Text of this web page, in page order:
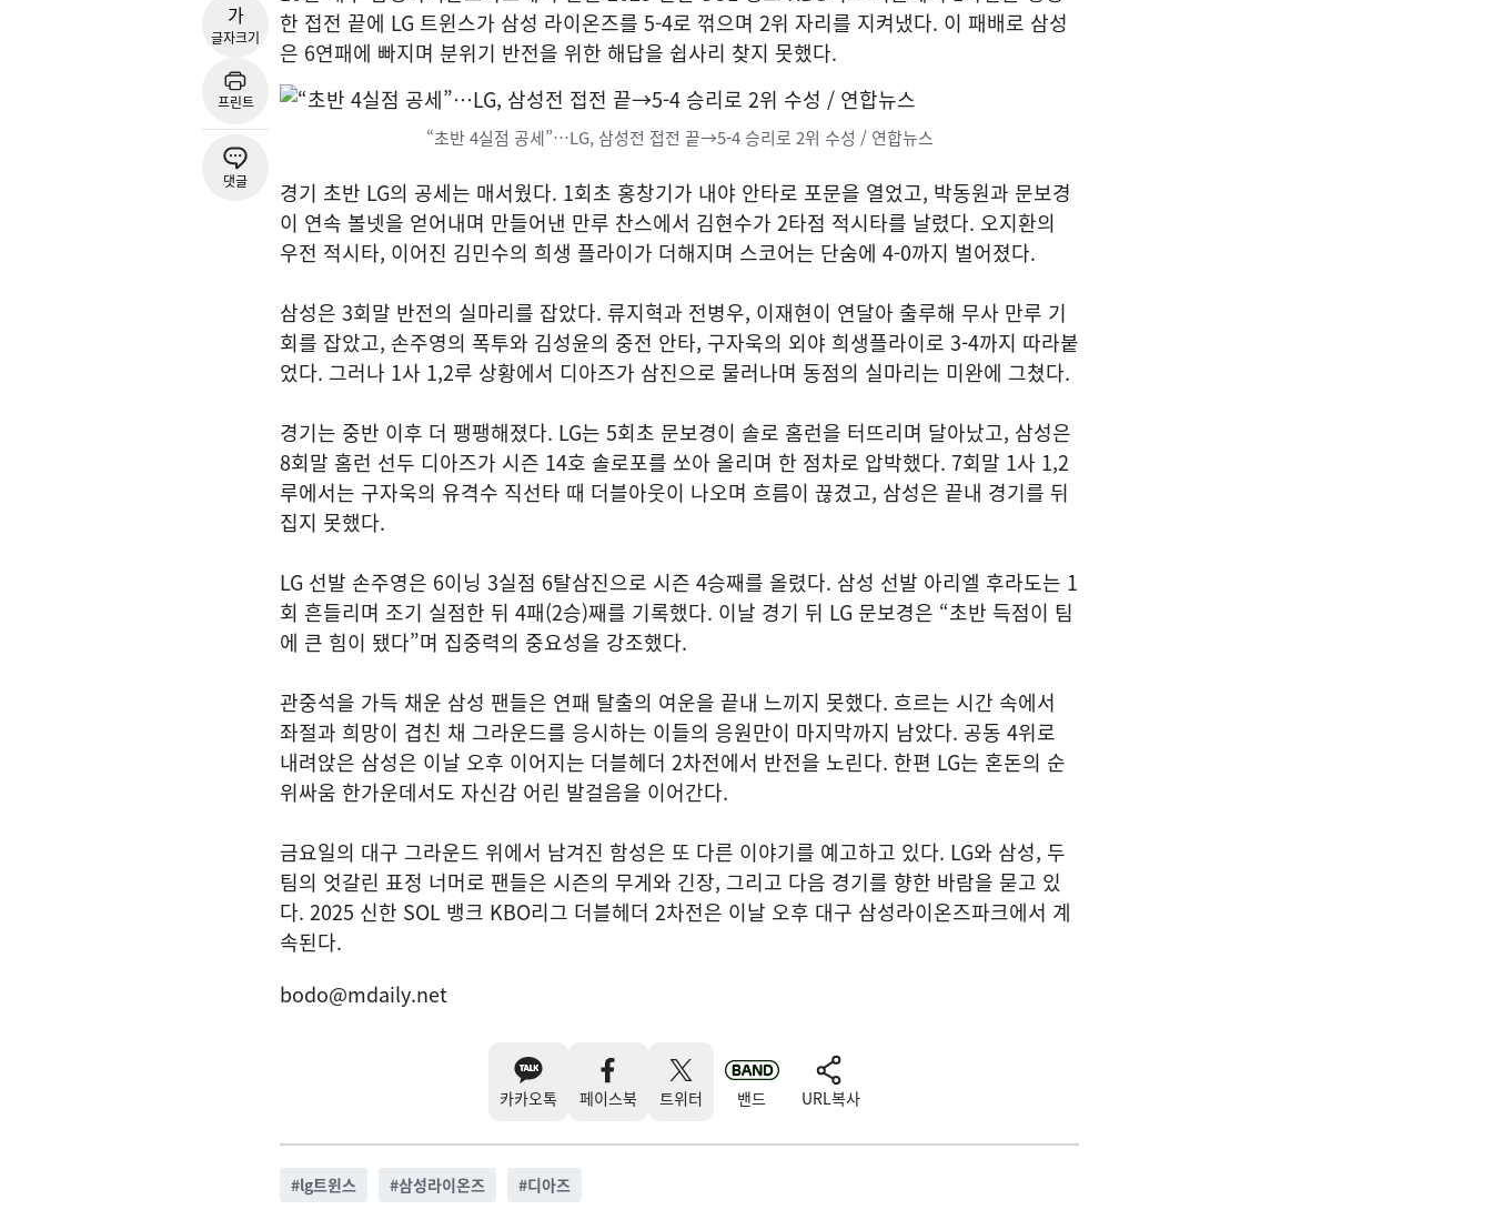
가
글자크기
프린트
댓글
한 접전 끝에 LG 트윈스가 삼성 라이온즈를 5-4로 꺾으며 2위 자리를 지켜냈다. 이 패배로 삼성
은 6연패에 빠지며 분위기 반전을 위한 해답을 쉽사리 찾지 못했다.
“초반 4실점 공세”…LG, 삼성전 접전 끝→5-4 승리로 2위 수성 / 연합뉴스
경기 초반 LG의 공세는 매서웠다. 1회초 홍창기가 내야 안타로 포문을 열었고, 박동원과 문보경
이 연속 볼넷을 얻어내며 만들어낸 만루 찬스에서 김현수가 2타점 적시타를 날렸다. 오지환의
우전 적시타, 이어진 김민수의 희생 플라이가 더해지며 스코어는 단숨에 4-0까지 벌어졌다.
삼성은 3회말 반전의 실마리를 잡았다. 류지혁과 전병우, 이재현이 연달아 출루해 무사 만루 기
회를 잡았고, 손주영의 폭투와 김성윤의 중전 안타, 구자욱의 외야 희생플라이로 3-4까지 따라붙
었다. 그러나 1사 1,2루 상황에서 디아즈가 삼진으로 물러나며 동점의 실마리는 미완에 그쳤다.
경기는 중반 이후 더 팽팽해졌다. LG는 5회초 문보경이 솔로 홈런을 터뜨리며 달아났고, 삼성은
8회말 홈런 선두 디아즈가 시즌 14호 솔로포를 쏘아 올리며 한 점차로 압박했다. 7회말 1사 1,2
루에서는 구자욱의 유격수 직선타 때 더블아웃이 나오며 흐름이 끊겼고, 삼성은 끝내 경기를 뒤
집지 못했다.
LG 선발 손주영은 6이닝 3실점 6탈삼진으로 시즌 4승째를 올렸다. 삼성 선발 아리엘 후라도는 1
회 흔들리며 조기 실점한 뒤 4패(2승)째를 기록했다. 이날 경기 뒤 LG 문보경은 “초반 득점이 팀
에 큰 힘이 됐다”며 집중력의 중요성을 강조했다.
관중석을 가득 채운 삼성 팬들은 연패 탈출의 여운을 끝내 느끼지 못했다. 흐르는 시간 속에서
좌절과 희망이 겹친 채 그라운드를 응시하는 이들의 응원만이 마지막까지 남았다. 공동 4위로
내려앉은 삼성은 이날 오후 이어지는 더블헤더 2차전에서 반전을 노린다. 한편 LG는 혼돈의 순
위싸움 한가운데서도 자신감 어린 발걸음을 이어간다.
금요일의 대구 그라운드 위에서 남겨진 함성은 또 다른 이야기를 예고하고 있다. LG와 삼성, 두
팀의 엇갈린 표정 너머로 팬들은 시즌의 무게와 긴장, 그리고 다음 경기를 향한 바람을 묻고 있
다. 2025 신한 SOL 뱅크 KBO리그 더블헤더 2차전은 이날 오후 대구 삼성라이온즈파크에서 계
속된다.
bodo@mdaily.net
카카오톡 페이스북 트위터 밴드 URL복사
#lg트윈스 #삼성라이온즈 #디아즈